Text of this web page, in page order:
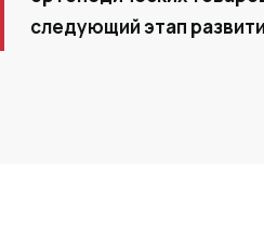
следующий этап